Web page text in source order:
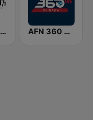
京都三条ラジオカフェ AFN 360 Okinawa (Japan Only)